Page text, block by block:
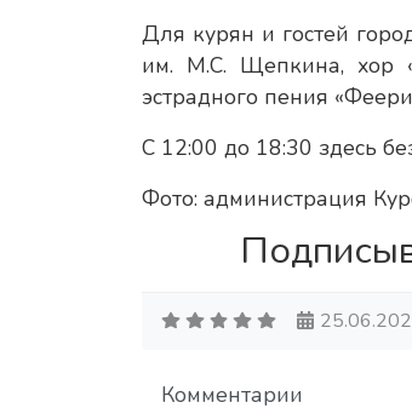
Для курян и гостей
им. М.С. Щепкина, хор
эстрадного пения
С 12:00 до 18:30 здесь
Фото: администрация
Комментарии